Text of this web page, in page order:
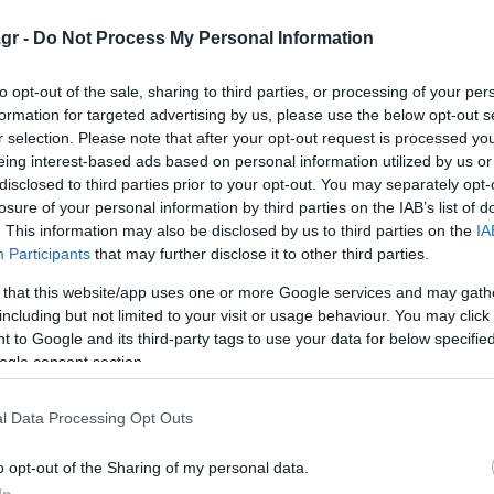
- Do Not Process My Personal Information
opt-out of the sale, sharing to third parties, or processing of your
for targeted advertising by us, please use the below opt-out
selection. Please note that after your opt-out request is processed
interest-based ads based on personal information utilized by us
to third parties prior to your opt-out. You may separately
of your personal information by third parties on the IAB’s list of
This information may also be disclosed by us to third parties on the
Participants that may further disclose it to other third parties.
that this website/app uses one or more Google services and may
but not limited to your visit or usage behaviour. You may
to Google and its third-party tags to use your data for below
consent section.
Data Processing Opt Outs
opt-out of the Sharing of my personal data.
κατηγορούμενο για ανθρωποκτονία να επιμένει
του θέση. Προσπαθούμε να φτάσουμε μέχρι το τέλος
ώστε να δώσουμε όλα αυτά τα στοιχεία που
ποινική του μεταχείριση».
φέροντας πάνω από 20 τραύματα από
ότι ο νεαρός έφερε και τραύμα από
τους μέσα σε μια λίμνη αίματος. Η σορός του
νεκρή στην είσοδο του δωματίου.
αρχικά, όπως προαναφέρθηκε, δεν
έγινε το έγκλημα, στον χώρο δεν βρισκόταν κανείς